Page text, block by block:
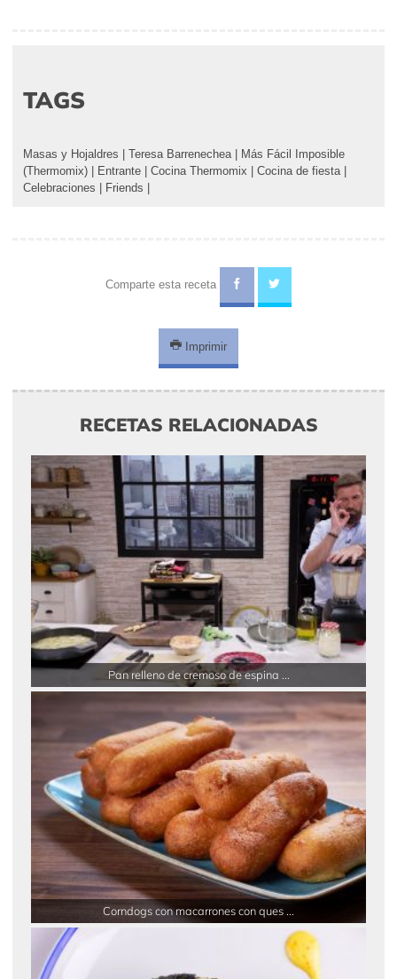
TAGS
Masas y Hojaldres Teresa Barrenechea|
Más Fácil Imposible
(Thermomix)
Entrante Cocina Thermomix Cocina de fiesta|
Celebraciones
Friends
Comparte esta receta
Imprimir
RECETAS RELACIONADAS
Pan relleno de cremoso de espina ...
Corndogs con macarrones con ques ...